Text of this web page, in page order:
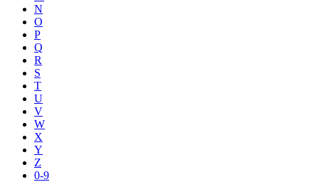
N
O
P
Q
R
S
T
U
V
W
X
Y
Z
0-9